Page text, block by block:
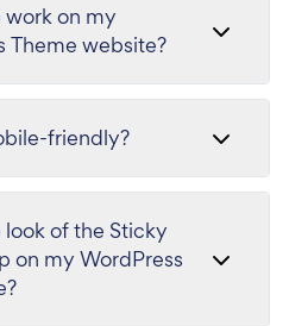
work on my
Theme website?
friendly?
of the Sticky
on my WordPress